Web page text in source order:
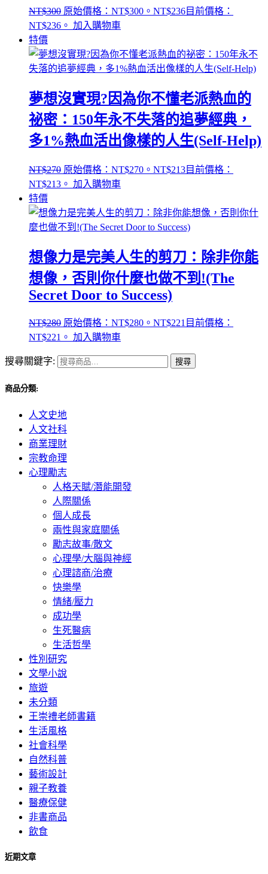
NT$300 原始價格：NT$300。 NT$236目前價格：
NT$236。 加入購物車
特價
夢想沒實現?因為你不懂老派熱血的
祕密：150年永不失落的追夢經典，
多1%熱血活出像樣的人生(Self-Help)
NT$270 原始價格：NT$270。 NT$213目前價格：
NT$213。 加入購物車
特價
想像力是完美人生的剪刀：除非你能
想像，否則你什麼也做不到!(The
Secret Door to Success)
NT$280 原始價格：NT$280。 NT$221 目前價格：
NT$221。 加入購物車
搜尋關鍵字: 搜尋
商品分類:
人文史地
人文社科
商業理財
宗教命理
心理勵志
人格天賦/潛能開發
人際關係
個人成長
兩性與家庭關係
勵志故事/散文
心理學/大腦與神經
心理諮商/治療
快樂學
情緒/壓力
成功學
生死醫病
生活哲學
性別研究
文學小說
旅遊
未分類
王崇禮老師書籍
生活風格
社會科學
自然科普
藝術設計
親子教養
醫療保健
非書商品
飲食
近期文章